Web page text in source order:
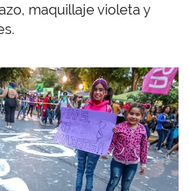
maquillaje violeta y